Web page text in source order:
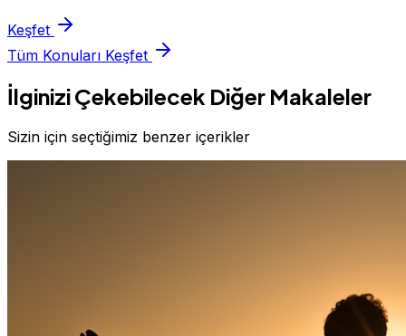
Keşfet
Tüm Konuları Keşfet
İlginizi Çekebilecek Diğer Makaleler
Sizin için seçtiğimiz benzer içerikler